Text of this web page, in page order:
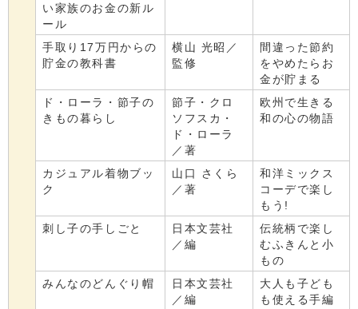
い家族のお金の新ル
ール
手取り17万円からの
貯金の教科書
横山 光昭／
監修
間違った節約
をやめたらお
金が貯まる
ド・ローラ・節子の
きもの暮らし
節子・クロ
ソフスカ・
ド・ローラ
／著
欧州で生きる
和の心の物語
カジュアル着物ブッ
ク
山口 さくら
／著
和洋ミックス
コーデで楽し
もう!
刺し子の手しごと
日本文芸社
／編
伝統柄で楽し
むふきんと小
もの
みんなのどんぐり帽
日本文芸社
／編
大人も子ども
も使える手編